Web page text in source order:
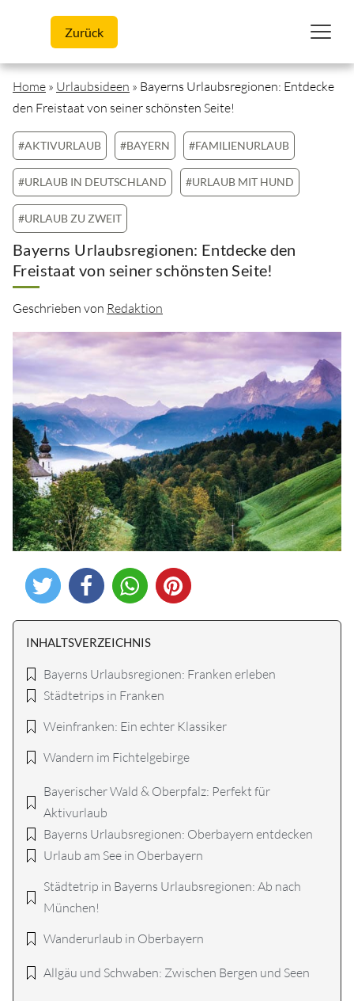
Zurück
Home » Urlaubsideen » Bayerns Urlaubsregionen: Entdecke
den Freistaat von seiner schönsten Seite!
#AKTIVURLAUB #BAYERN #FAMILIENURLAUB
#URLAUB IN DEUTSCHLAND #URLAUB MIT HUND
#URLAUB ZU ZWEIT
Bayerns Urlaubsregionen: Entdecke den
Freistaat von seiner schönsten Seite!
Geschrieben von Redaktion
INHALTSVERZEICHNIS
Bayerns Urlaubsregionen: Franken erleben
Städtetrips in Franken
Weinfranken: Ein echter Klassiker
Wandern im Fichtelgebirge
Bayerischer Wald & Oberpfalz: Perfekt für
Aktivurlaub
Bayerns Urlaubsregionen: Oberbayern entdecken
Urlaub am See in Oberbayern
Städtetrip in Bayerns Urlaubsregionen: Ab nach
München!
Wanderurlaub in Oberbayern
Allgäu und Schwaben: Zwischen Bergen und Seen